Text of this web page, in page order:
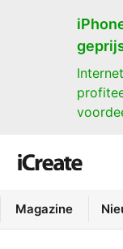
Magazine